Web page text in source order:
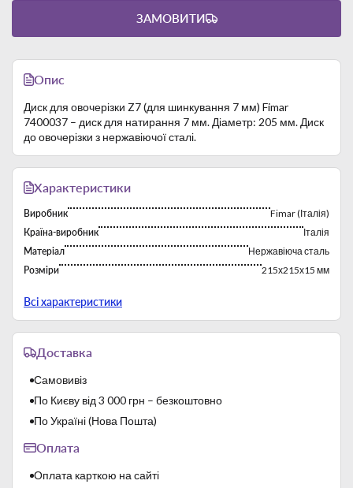
ЗАМОВИТИ
Опис
Диск для овочерізки Z7 (для шинкування 7 мм) Fimar
7400037 – диск для натирання 7 мм. Діаметр: 205 мм. Диск
до овочерізки з нержавіючої сталі.
Характеристики
Виробник
Fimar (Італія)
Країна-виробник
Італія
Матеріал
Нержавіюча сталь
Розміри
215х215х15 мм
Всі характеристики
Доставка
Самовивіз
По Києву від 3 000 грн – безкоштовно
По Україні (Нова Пошта)
Оплата
Оплата карткою на сайті